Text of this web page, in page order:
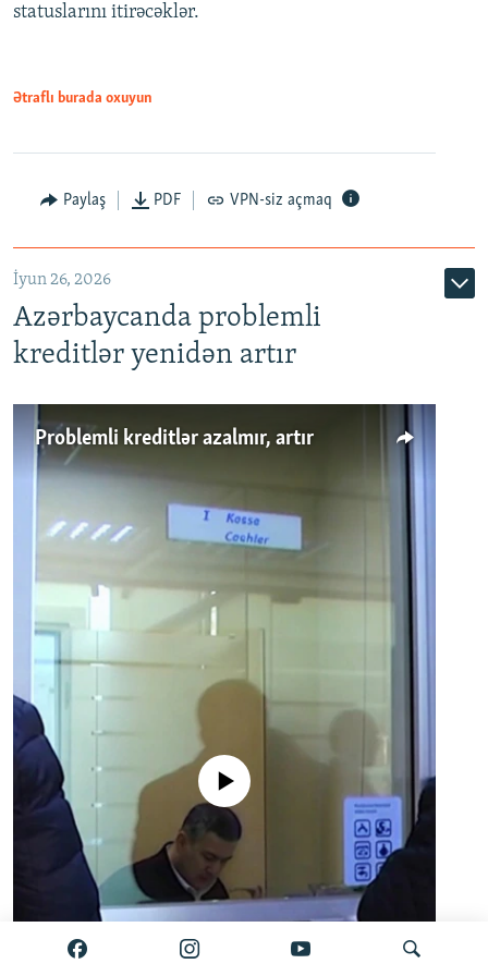
Auto 240p 360p 480p
720p 1080p
statuslarını itirəcəklər.
Ətraflı burada oxuyun
Paylaş PDF VPN-siz açmaq
İyun 26, 2026
Azərbaycanda problemli
kreditlər yenidən artır
Problemli kreditlər azalmır, artır
No media source currently available